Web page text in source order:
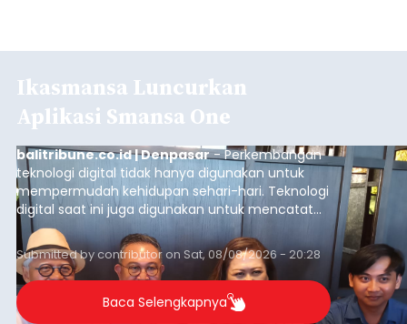
Ikasmansa Luncurkan
Aplikasi Smansa One
balitribune.co.id | Denpasar- Perkembangan
teknologi digital tidak hanya digunakan untuk
mempermudah kehidupan sehari-hari. Teknologi
digital saat ini juga digunakan untuk mencatat
dan mengelola data base alumni dari suatu
sekolah, salah satunya adalah alumni SMA 1
Denpasar.
Submitted bycontributoron Sat, 08/08/2026 - 20:28
Baca Selengkapnya